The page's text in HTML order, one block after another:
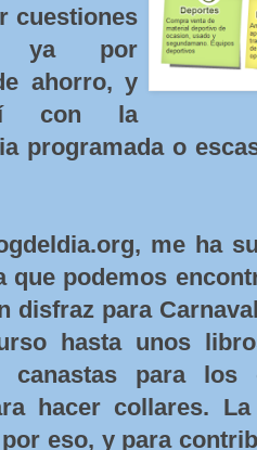
cuestiones
ya por
ahorro, y
con la
programada o
me ha
que podemos
disfraz para
hasta unos
canastas para los
hacer collares.
eso, y para